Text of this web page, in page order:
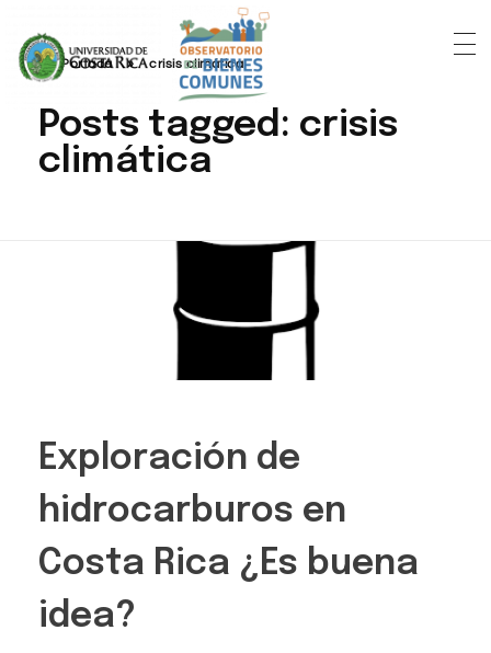
Portada » crisis climática
Posts tagged: crisis
climática
Exploración de
hidrocarburos en
Costa Rica ¿Es buena
idea?